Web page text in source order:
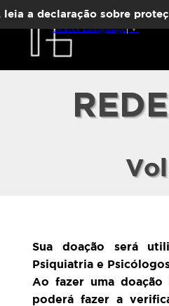
a declaração sobre
Pular menu
Select Language▼
Sua doação será
Psiquiatria e
Ao fazer uma
poderá fazer a